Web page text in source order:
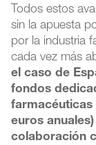
Todos estos
sin la apuesta
por la industria
cada vez más
el caso de
fondos
farmacéuticas
euros
colaboración